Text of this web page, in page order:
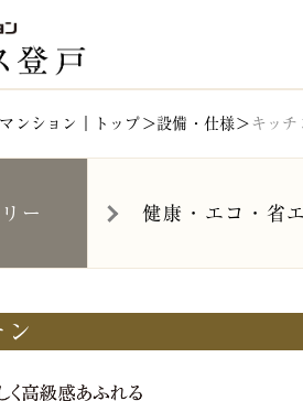
ラス登戸｜登戸 新築マンション
ンション｜トップ 設備・仕様 キッチ
ー 健康・エコ・省